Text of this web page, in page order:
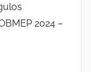
2024 –